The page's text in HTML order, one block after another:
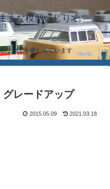
まな模型いじり>
加工を楽しんでいます
レードアップ
2015.05.09 2021.03.18